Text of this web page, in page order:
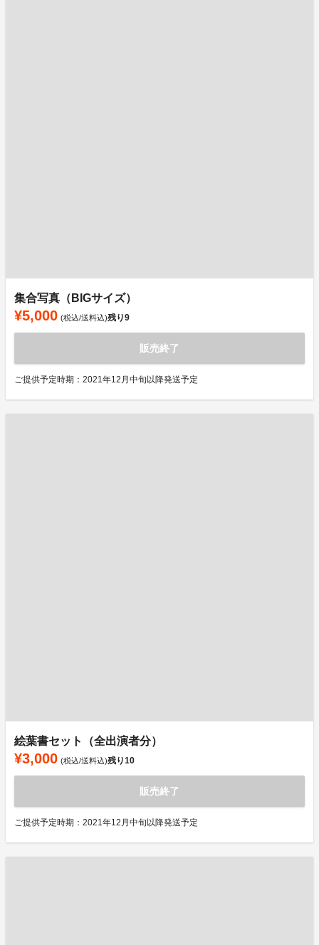
集合写真（BIGサイズ）
¥5,000 (税込/送料込)残り9
販売終了
ご提供予定時期：2021年12月中旬以降発送予定
絵葉書セット（全出演者分）
¥3,000 (税込/送料込)残り10
販売終了
ご提供予定時期：2021年12月中旬以降発送予定